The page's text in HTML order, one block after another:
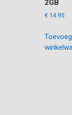
2GB
€ 14.95